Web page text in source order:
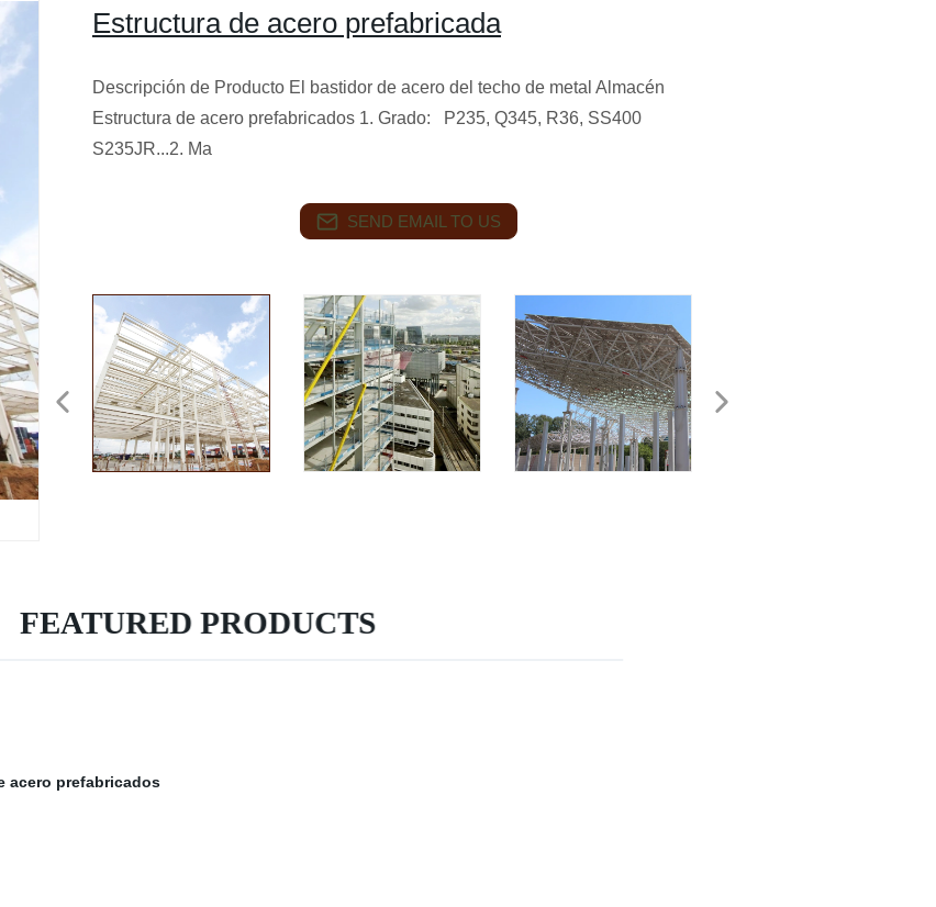
Estructura de acero prefabricada
Descripción de Producto El bastidor de acero del techo de metal Almacén
Estructura de acero prefabricados 1. Grado: P235, Q345, R36, SS400
S235JR...2. Ma
SEND EMAIL TO US
FEATURED PRODUCTS
acero prefabricados